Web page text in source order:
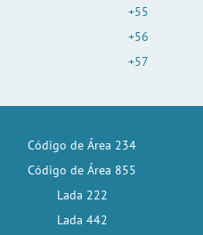
+55
+56
+57
Código de Área 234
Código de Área 855
Lada 222
Lada 442